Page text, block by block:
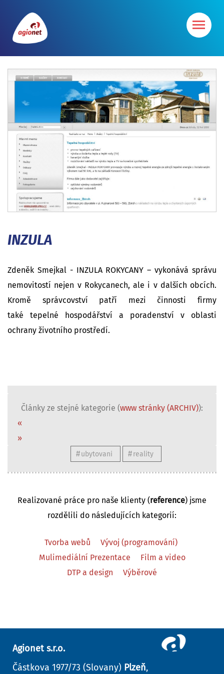
INZULA
Zdeněk Smejkal - INZULA ROKYCANY – vykonává správu
nemovitostí nejen v Rokycanech, ale i v dalších obcích.
Kromě správcovství patří mezi činnosti firmy
také tepelné hospodářství a poradenství v oblasti
ochrany životního prostředí.
Články ze stejné kategorie (www stránky (ARCHIV)):
«
»
ubytovani reality
Realizované práce pro naše klienty (reference) jsme
rozdělili do následujících kategorií:
Tvorba webů
Vývoj (programování)
Mulimediální Prezentace
Film a video
DTP a design
Výběrové
Agionet s.r.o.
Částkova 1977/73 (Slovany) Plzeň,